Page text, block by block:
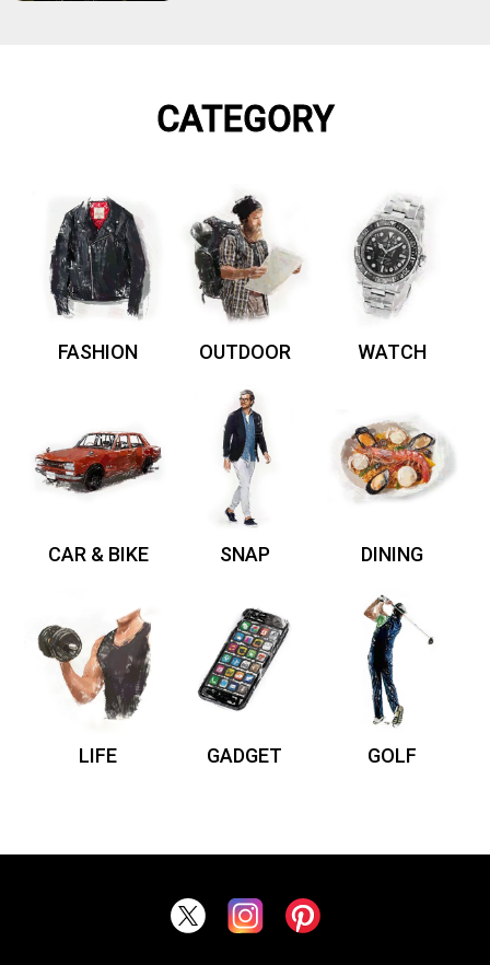
CATEGORY
FASHION OUTDOOR WATCH
CAR & BIKE SNAP DINING
LIFE GADGET GOLF